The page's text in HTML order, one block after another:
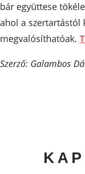
bár együttese
ahol a szertartástól
megvalósíthatóak.
Szerző: Galambos